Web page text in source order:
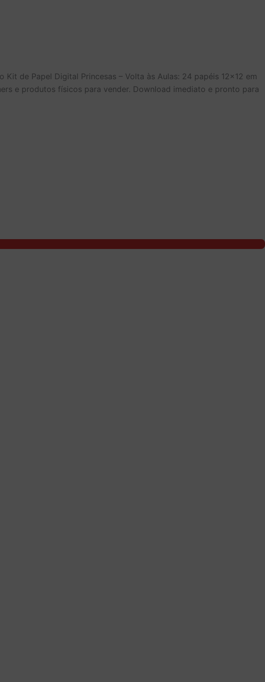
de Papel Digital Princesas – Volta às Aulas: 24 papéis 12×12 em
e produtos físicos para vender. Download imediato e pronto para